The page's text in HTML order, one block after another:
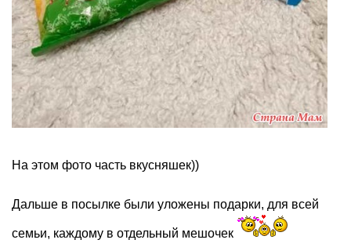
На этом фото часть вкусняшек))
Дальше в посылке были уложены подарки, для всей
семьи, каждому в отдельный мешочек